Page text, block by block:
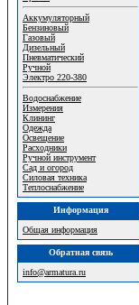
Аккумуляторный
Бензиновый
Газовый
Дизельный
Пневматический
Ручной
Электро 220-380
Водоснабжение
Измерения
Клининг
Одежда
Освещение
Расходники
Ручной инструмент
Сад и огород
Силовая техника
Теплоснабжение
Информация
Общая информация
Обратная связь
info@armatura.ru